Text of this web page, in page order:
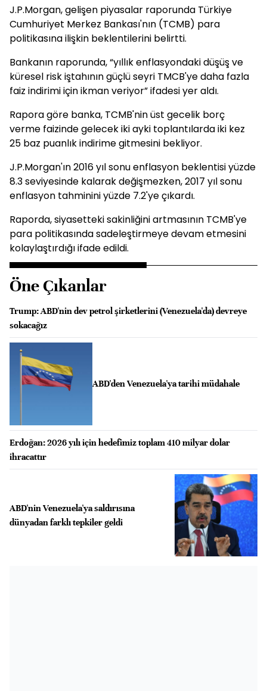
J.P.Morgan, gelişen piyasalar raporunda Türkiye
Cumhuriyet Merkez Bankası'nın (TCMB) para
politikasına ilişkin beklentilerini belirtti.
Bankanın raporunda, “yıllık enflasyondaki düşüş ve
küresel risk iştahının güçlü seyri TMCB'ye daha fazla
faiz indirimi için ikman veriyor” ifadesi yer aldı.
Rapora göre banka, TCMB'nin üst gecelik borç
verme faizinde gelecek iki ayki toplantılarda iki kez
25 baz puanlık indirime gitmesini bekliyor.
J.P.Morgan'ın 2016 yıl sonu enflasyon beklentisi yüzde
8.3 seviyesinde kalarak değişmezken, 2017 yıl sonu
enflasyon tahminini yüzde 7.2'ye çıkardı.
Raporda, siyasetteki sakinliğini artmasının TCMB'ye
para politikasında sadeleştirmeye devam etmesini
kolaylaştırdığı ifade edildi.
Öne Çıkanlar
Trump: ABD'nin dev petrol şirketlerini (Venezuela'da) devreye
sokacağız
ABD'den Venezuela'ya tarihi müdahale
Erdoğan: 2026 yılı için hedefimiz toplam 410 milyar dolar
ihracattır
ABD'nin Venezuela'ya saldırısına
dünyadan farklı tepkiler geldi